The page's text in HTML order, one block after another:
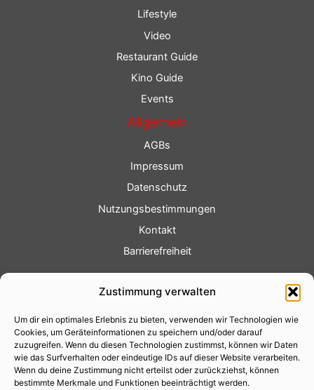
Zustimmung verwalten
Um dir ein optimales Erlebnis zu bieten, verwenden wir Technologien wie
Cookies, um Geräteinformationen zu speichern und/oder darauf
zuzugreifen. Wenn du diesen Technologien zustimmst, können wir Daten
wie das Surfverhalten oder eindeutige IDs auf dieser Website verarbeiten.
Wenn du deine Zustimmung nicht erteilst oder zurückziehst, können
bestimmte Merkmale und Funktionen beeinträchtigt werden.
Lifestyle
Video
Restaurant Guide
Kino Guide
Events
Allgemein
AGBs
Impressum
Datenschutz
Nutzungsbestimmungen
Kontakt
Barrierefreiheit
Fotoservice
Videoservice
Werbung
Contenterstellung